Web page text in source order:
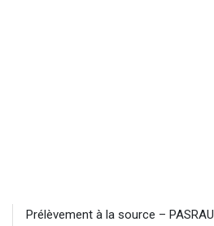
Prélèvement à la source – PASRAU